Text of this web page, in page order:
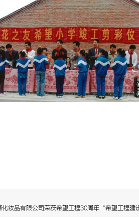
化妆品有限公司荣获希望工程30周年“希望工程建